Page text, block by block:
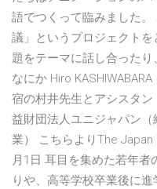
語でつくって臨みました
議」というプロジェクト
題をテーマに話し合ったり
なにか Hiro
宿の村井先生とアシスタ
益財団法人ユニジャパン
業） こちらよりThe
月1日 耳目を集めた若年
りや、高等学校卒業後に